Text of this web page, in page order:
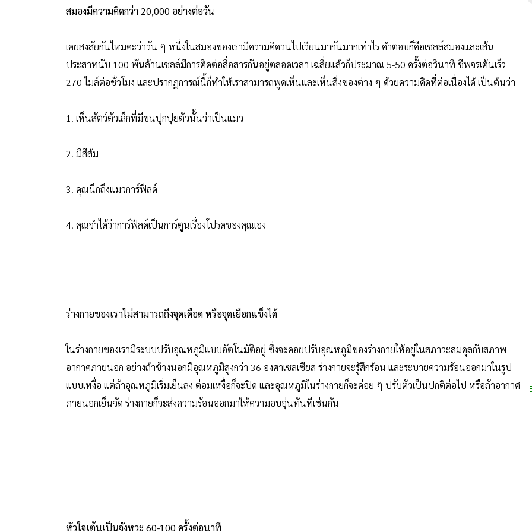
สมองมีความคิดกว่า 20,000 อย่างต่อวัน
เคยสงสัยกันไหมคะว่าวัน ๆ หนึ่งในสมองของเรามีความคิดวนไปเวียนมากันมากเท่าไร คำตอบก็คือเซลล์สมองและเส้น
ประสาทนับ 100 พันล้านเซลล์มีการติดต่อสื่อสารกันอยู่ตลอดเวลา เฉลี่ยแล้วก็ประมาณ 5-50 ครั้งต่อวินาที ชีพจรเต้นเร็ว
270 ไมล์ต่อชั่วโมง และปรากฏการณ์นี้ก็ทำให้เราสามารถพูดเห็นและเห็นสิ่งของต่าง ๆ ด้วยความคิดที่ต่อเนื่องได้ เป็นต้นว่า
1. เห็นสัตว์ตัวเล็กที่มีขนปุกปุยตัวนั้นว่าเป็นแมว
2. มีสีส้ม
3. คุณนึกถึงแมวการ์ฟีลด์
4. คุณจำได้ว่าการ์ฟีลด์เป็นการ์ตูนเรื่องโปรดของคุณเอง
ร่างกายของเราไม่สามารถถึงจุดเดือด หรือจุดเยือกแข็งได้
ในร่างกายของเรามีระบบปรับอุณหภูมิแบบอัตโนมัติอยู่ ซึ่งจะคอยปรับอุณหภูมิของร่างกายให้อยู่ในสภาวะสมดุลกับสภาพ
อากาศภายนอก อย่างถ้าข้างนอกมีอุณหภูมิสูงกว่า 36 องศาเซลเซียส ร่างกายจะรู้สึกร้อน และระบายความร้อนออกมาในรูป
แบบเหงื่อ แต่ถ้าอุณหภูมิเริ่มเย็นลง ต่อมเหงื่อก็จะปิด และอุณหภูมิในร่างกายก็จะค่อย ๆ ปรับตัวเป็นปกติต่อไป หรือถ้าอากาศ
ภายนอกเย็นจัด ร่างกายก็จะส่งความร้อนออกมาให้ความอบอุ่นทันทีเช่นกัน
หัวใจเต้นเป็นจังหวะ 60-100 ครั้งต่อนาที